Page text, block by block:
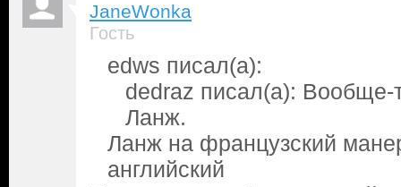
JaneWonka
Гость
edws писал(а):
dedraz писал(а): Вообще-
Ланж.
Ланж на французский
английский